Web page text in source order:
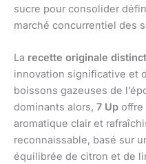
sucre pour consolider
marché concurrentiel des
La recette originale
innovation significative et
boissons gazeuses de
dominants alors, 7 Up offre
aromatique clair et
reconnaissable, basé sur
équilibrée de citron et de